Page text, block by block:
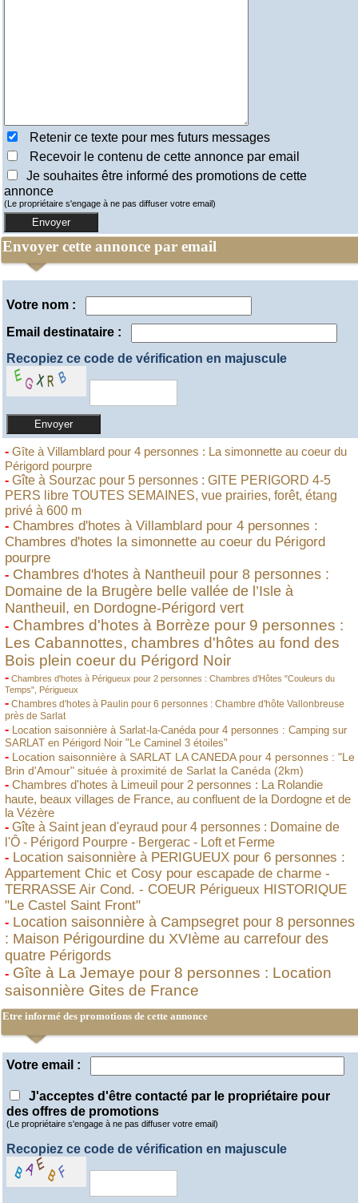
Retenir ce texte pour mes futurs messages
Recevoir le contenu de cette annonce par email
Je souhaites être informé des promotions de cette
annonce
(Le propriétaire s'engage à ne pas diffuser votre email)
Envoyer cette annonce par email
Votre nom :
Email destinataire :
Recopiez ce code de vérification en majuscule
- Gîte à Villamblard pour 4 personnes : La simonnette au coeur du
Périgord pourpre
- Gîte à Sourzac pour 5 personnes : GITE PERIGORD 4-5
PERS libre TOUTES SEMAINES, vue prairies, forêt, étang
privé à 600 m
- Chambres d'hotes à Villamblard pour 4 personnes :
Chambres d'hotes la simonnette au coeur du Périgord
pourpre
- Chambres d'hotes à Nantheuil pour 8 personnes :
Domaine de la Brugère belle vallée de l’Isle à
Nantheuil, en Dordogne-Périgord vert
- Chambres d'hotes à Borrèze pour 9 personnes :
Les Cabannottes, chambres d'hôtes au fond des
Bois plein coeur du Périgord Noir
- Chambres d'hotes à Périgueux pour 2 personnes : Chambres d’Hôtes "Couleurs du
Temps", Périgueux
- Chambres d'hotes à Paulin pour 6 personnes : Chambre d'hôte Vallonbreuse
près de Sarlat
- Location saisonnière à Sarlat-la-Canéda pour 4 personnes : Camping sur
SARLAT en Périgord Noir "Le Caminel 3 étoiles"
- Location saisonnière à SARLAT LA CANEDA pour 4 personnes : "Le
Brin d'Amour" située à proximité de Sarlat la Canéda (2km)
- Chambres d'hotes à Limeuil pour 2 personnes : La Rolandie
haute, beaux villages de France, au confluent de la Dordogne et de
la Vézère
- Gîte à Saint jean d'eyraud pour 4 personnes : Domaine de
l'Ô - Périgord Pourpre - Bergerac - Loft et Ferme
- Location saisonnière à PERIGUEUX pour 6 personnes :
Appartement Chic et Cosy pour escapade de charme -
TERRASSE Air Cond. - COEUR Périgueux HISTORIQUE
"Le Castel Saint Front"
- Location saisonnière à Campsegret pour 8 personnes
: Maison Périgourdine du XVIème au carrefour des
quatre Périgords
- Gîte à La Jemaye pour 8 personnes : Location
saisonnière Gites de France
Etre informé des promotions de cette annonce
Votre email :
J'acceptes d'être contacté par le propriétaire pour
des offres de promotions
(Le propriétaire s'engage à ne pas diffuser votre email)
Recopiez ce code de vérification en majuscule